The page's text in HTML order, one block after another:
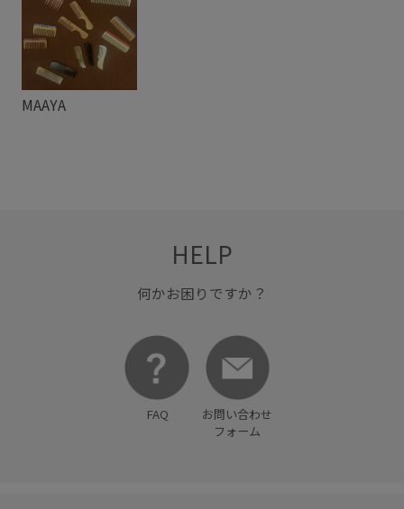
MAAYA
HELP
何かお困りですか？
FAQ
お問い合わせ
フォーム